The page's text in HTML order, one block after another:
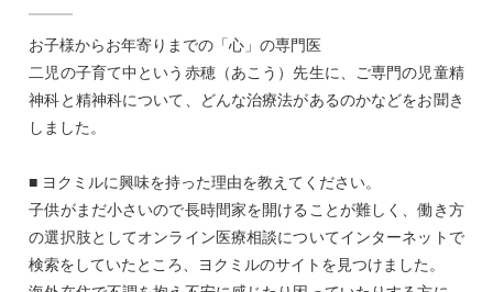
お子様からお年寄りまでの「心」の専門医
二児の子育て中という赤穂（あこう）先生に、ご専門の児童精
神科と精神科について、どんな治療法があるのかなどをお聞き
しました。
■ ヨクミルに興味を持った理由を教えてください。
子供がまだ小さいので長時間家を開けることが難しく、働き方
の選択肢としてオンライン医療相談についてインターネットで
検索をしていたところ、ヨクミルのサイトを見つけました。